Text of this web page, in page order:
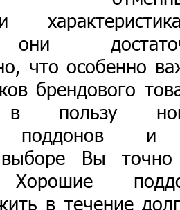
что особенно
брендового
в пользу
поддонов
выборе Вы
Хорошие
в течение